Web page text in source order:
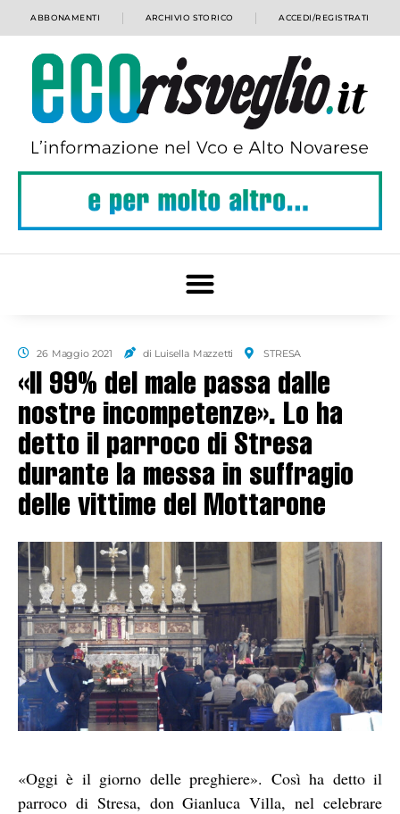
ABBONAMENTI ARCHIVIO STORICO ACCEDI/REGISTRATI
26 Maggio 2021 di Luisella Mazzetti STRESA
«Il 99% del male passa dalle
nostre incompetenze». Lo ha
detto il parroco di Stresa
durante la messa in suffragio
delle vittime del Mottarone
«Oggi è il giorno delle preghiere». Così ha detto il
parroco di Stresa, don Gianluca Villa, nel celebrare